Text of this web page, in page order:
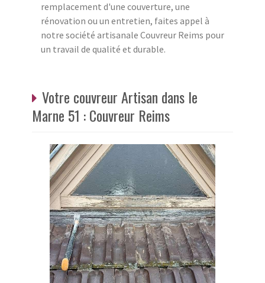
remplacement d'une couverture, une
rénovation ou un entretien, faites appel à
notre société artisanale Couvreur Reims pour
un travail de qualité et durable.
Votre couvreur Artisan dans le
Marne 51 : Couvreur Reims